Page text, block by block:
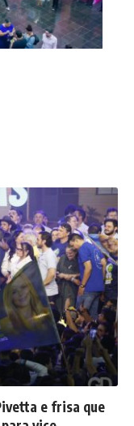
e frisa que